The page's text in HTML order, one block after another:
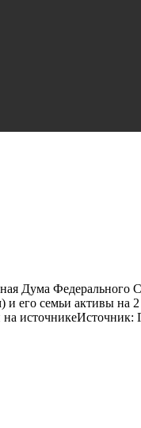
Дума Федерального
его семьи активы на
источникеИсточник: